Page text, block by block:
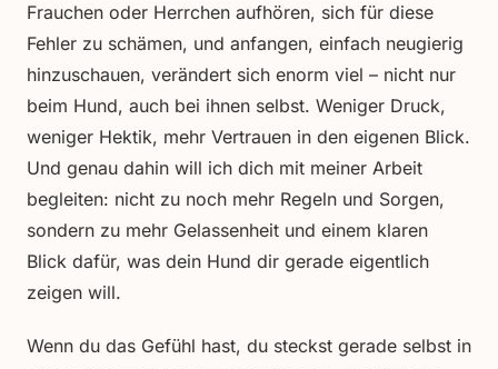
Frauchen oder Herrchen aufhören, sich für diese
Fehler zu schämen, und anfangen, einfach neugierig
hinzuschauen, verändert sich enorm viel – nicht nur
beim Hund, auch bei ihnen selbst. Weniger Druck,
weniger Hektik, mehr Vertrauen in den eigenen Blick.
Und genau dahin will ich dich mit meiner Arbeit
begleiten: nicht zu noch mehr Regeln und Sorgen,
sondern zu mehr Gelassenheit und einem klaren
Blick dafür, was dein Hund dir gerade eigentlich
zeigen will.
Wenn du das Gefühl hast, du steckst gerade selbst in